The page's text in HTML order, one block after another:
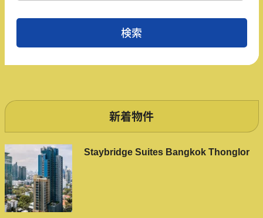
新着物件
Staybridge Suites Bangkok Thonglor